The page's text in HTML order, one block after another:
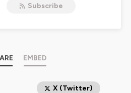
du tunnel et avoir une vie
aide réel et non aide
Subscribe
EMBED
X (Twitter)